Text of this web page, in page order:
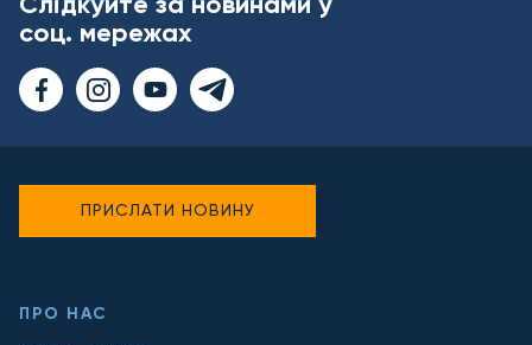
соц. мережах
ПРО НАС
ПРИСЛАТИ НОВИНУ